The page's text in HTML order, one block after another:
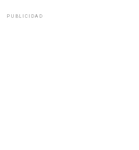
PUBLICIDAD